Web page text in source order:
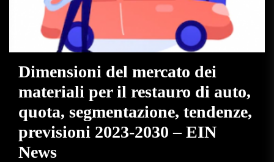
Dimensioni del mercato dei
materiali per il restauro di auto,
quota, segmentazione, tendenze,
previsioni 2023-2030 – EIN
News